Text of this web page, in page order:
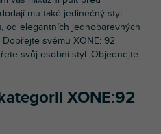
mu také jedinečný styl.
od elegantních jednobarevných
svému XONE: 92
svůj osobní styl. Objednejte
XONE:92